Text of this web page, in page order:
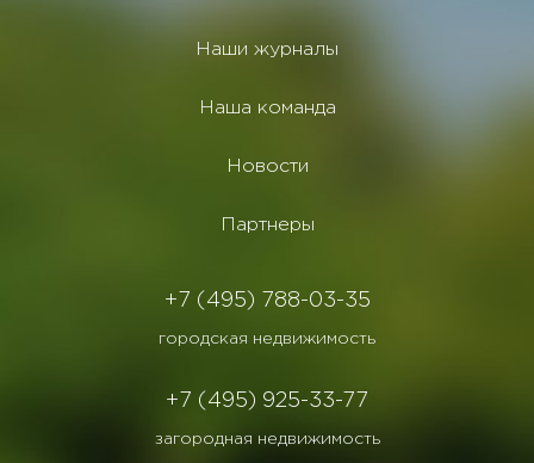
Наши журналы
Наша команда
Новости
Партнеры
+7 (495) 788-03-35
городская недвижимость
+7 (495) 925-33-77
загородная недвижимость